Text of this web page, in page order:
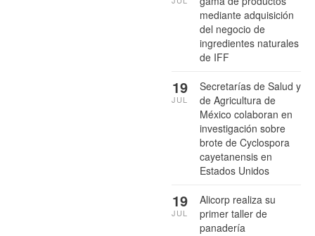
mediante adquisición
del negocio de
ingredientes naturales
de IFF
Secretarías de Salud y
de Agricultura de
México colaboran en
investigación sobre
brote de Cyclospora
cayetanensis en
Estados Unidos
19
JUL
Alicorp realiza su
primer taller de
panadería
19
JUL